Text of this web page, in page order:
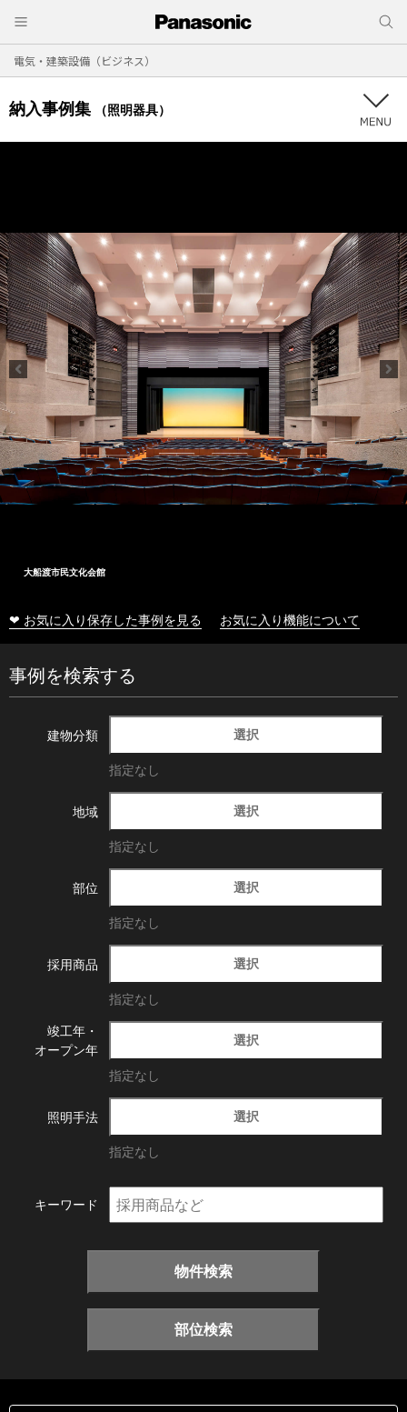
電気・建築設備（ビジネス）
納入事例集 （照明器具）
大船渡市民文化会館
❤ お気に入り保存した事例を見る お気に入り機能について
事例を検索する
建物分類 選択
指定なし
地域 選択
指定なし
部位 選択
指定なし
採用商品 選択
指定なし
竣工年・
オープン年
選択
指定なし
照明手法 選択
指定なし
キーワード
物件検索
部位検索